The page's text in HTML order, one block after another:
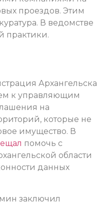
проездов. Этим
В ведомстве
практики.
Архангельска
к управляющим
на
которые не
имущество. В
помочь с
области
данных
заключил